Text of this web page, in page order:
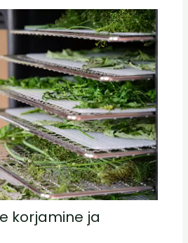
korjamine ja